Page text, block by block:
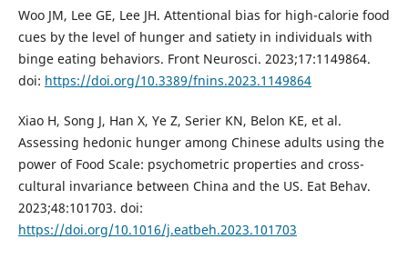
Woo JM, Lee GE, Lee JH. Attentional bias for high-calorie food
cues by the level of hunger and satiety in individuals with
binge eating behaviors. Front Neurosci. 2023;17:1149864.
doi: https://doi.org/10.3389/fnins.2023.1149864
Xiao H, Song J, Han X, Ye Z, Serier KN, Belon KE, et al.
Assessing hedonic hunger among Chinese adults using the
power of Food Scale: psychometric properties and cross-
cultural invariance between China and the US. Eat Behav.
2023;48:101703. doi:
https://doi.org/10.1016/j.eatbeh.2023.101703